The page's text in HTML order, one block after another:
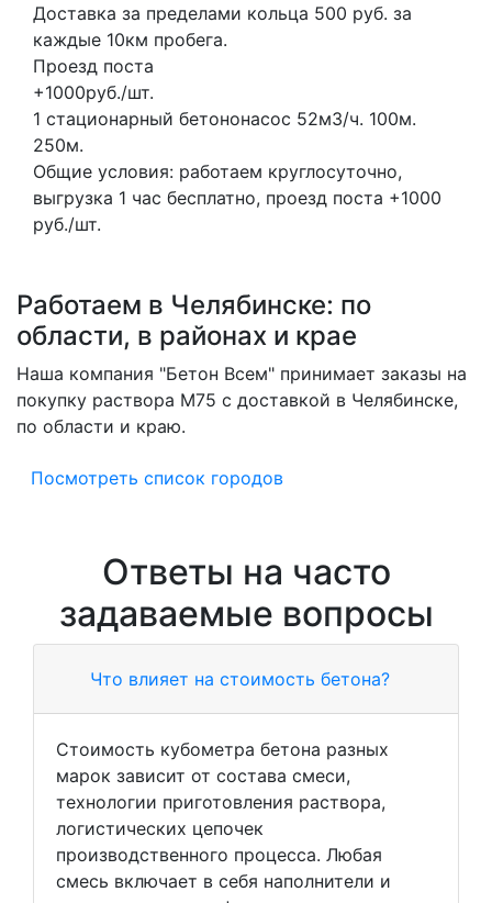
Доставка за пределами кольца 500 руб. за
каждые 10км пробега.
Проезд поста
+1000руб./шт.
1 стационарный бетононасос 52м3/ч. 100м.
250м.
Общие условия: работаем круглосуточно,
выгрузка 1 час бесплатно, проезд поста +1000
руб./шт.
Работаем в Челябинске: по
области, в районах и крае
Наша компания "Бетон Всем" принимает заказы на
покупку раствора M75 с доставкой в Челябинске,
по области и краю.
Посмотреть список городов
Ответы на часто
задаваемые вопросы
Что влияет на стоимость бетона?
Стоимость кубометра бетона разных
марок зависит от состава смеси,
технологии приготовления раствора,
логистических цепочек
производственного процесса. Любая
смесь включает в себя наполнители и